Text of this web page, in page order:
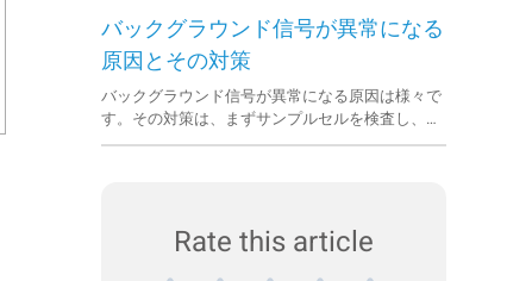
れだけ吸収されるかを示します。
バックグラウンド信号が異常になる
原因とその対策
バックグラウンド信号が異常になる原因は様々で
す。その対策は、まずサンプルセルを検査し、次
にレーザー光源とレンズを検査し、最後にアライ
Rate this article